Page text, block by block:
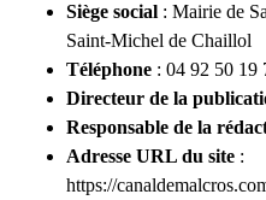
Siège social : Mairie de
Saint-Michel de Chaillol
Téléphone : 04 92 50 19
Directeur de la
Responsable de la
Adresse URL du site :
https://